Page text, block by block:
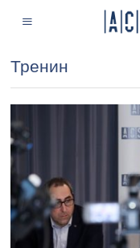
Тренин